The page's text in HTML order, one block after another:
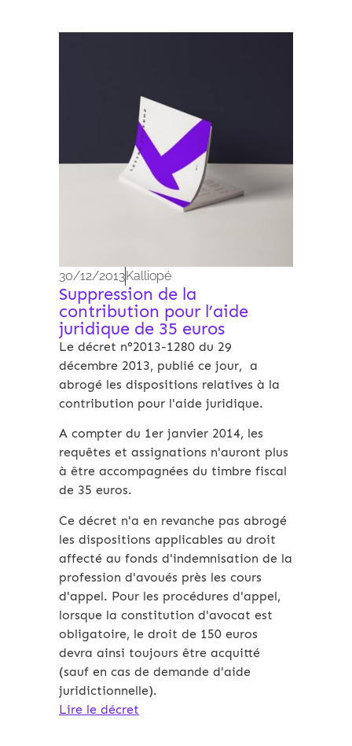
30/12/2013Kalliopé
Suppression de la
contribution pour l’aide
juridique de 35 euros
Le décret n°2013-1280 du 29
décembre 2013, publié ce jour, a
abrogé les dispositions relatives à la
contribution pour l'aide juridique.
A compter du 1er janvier 2014, les
requêtes et assignations n'auront plus
à être accompagnées du timbre fiscal
de 35 euros.
Ce décret n'a en revanche pas abrogé
les dispositions applicables au droit
affecté au fonds d'indemnisation de la
profession d'avoués près les cours
d'appel. Pour les procédures d'appel,
lorsque la constitution d'avocat est
obligatoire, le droit de 150 euros
devra ainsi toujours être acquitté
(sauf en cas de demande d'aide
juridictionnelle).
Lire le décret